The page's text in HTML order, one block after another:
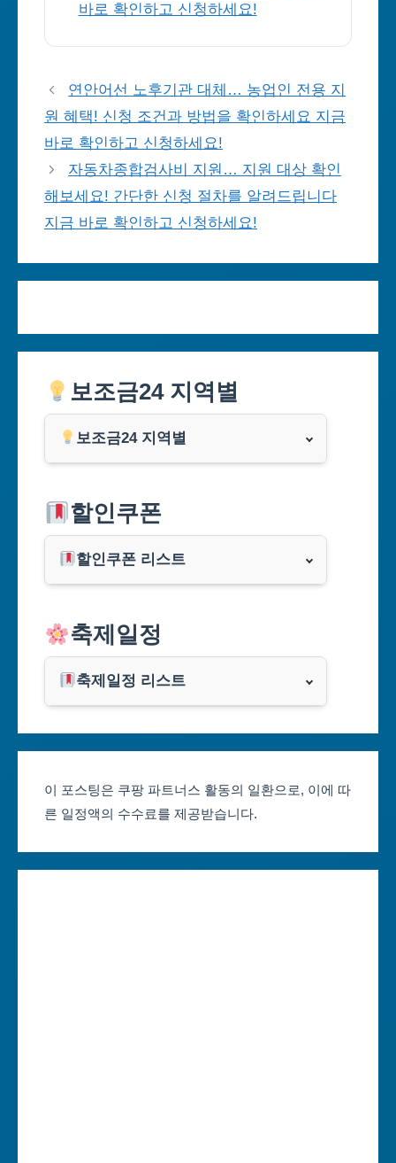
바로 확인하고 신청하세요!
연안어선 노후기관 대체… 농업인 전용 지
원 혜택! 신청 조건과 방법을 확인하세요 지금
바로 확인하고 신청하세요!
자동차종합검사비 지원… 지원 대상 확인
해보세요! 간단한 신청 절차를 알려드립니다
지금 바로 확인하고 신청하세요!
보조금24 지역별
보조금24 지역별
부산광역시
대구광역시
인천광역시
광주광역시
대전광역시
할인쿠폰
할인쿠폰 리스트
쿠팡
클룩
축제일정
축제일정 리스트
대구축제 일정
인천축제 일정
이 포스팅은 쿠팡 파트너스 활동의 일환으로, 이에 따
른 일정액의 수수료를 제공받습니다.